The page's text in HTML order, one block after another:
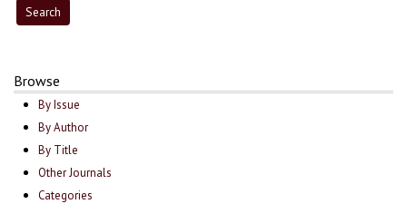
Browse
By Issue
By Author
By Title
Other Journals
Categories